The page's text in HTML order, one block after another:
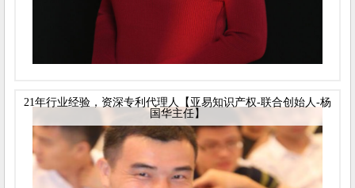
21年行业经验，资深专利代理人【亚易知识产权-联合创始人-杨
国华主任】